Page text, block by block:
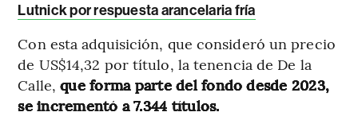
Lutnick por respuesta arancelaria fría
Con esta adquisición, que consideró un precio
de US$14,32 por título, la tenencia de De la
Calle, que forma parte del fondo desde 2023,
se incrementó a 7.344 títulos.